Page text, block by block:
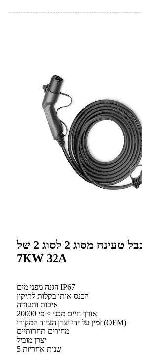
תכונות כבל טעינה מסוג 2 לסוג 2 של
7KW 32A
הגנה מפני מים IP67
הכנס אותו בקלות לתיקון
איכות ותעודה
אורך חיים מכני > פי 20000
זמין על ידי יצרן הציוד המקורי (OEM)
מחירים תחרותיים
יצרן מוביל
5 שנות אחריות